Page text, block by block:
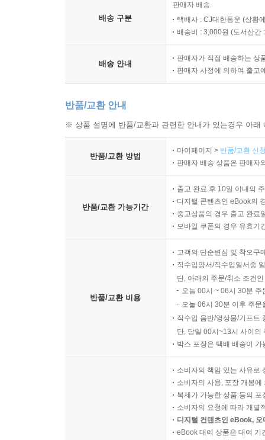
배송 구분
판매자 배송
택배사 : CJ대한통운 (상황
배송비 : 3,000원 (도서산간
배송 안내
판매자가 직접 배송하는 상
판매자 사정에 의하여 출고
반품/교환 안내
※ 상품 설명에 반품/교환과 관련한 안내가 있는경우 아
반품/교환 방법
마이페이지 > 반품/교환 신
판매자 배송 상품은 판매자
반품/교환 가능기간
출고 완료 후 10일 이내의
디지털 콘텐츠인 eBook의
중고상품의 경우 출고 완료
모바일 쿠폰의 경우 유효기
반품/교환 비용
고객의 단순변심 및 착오구
직수입양서/직수입일서중
단, 아래의 주문/취소 조건
오늘 00시 ~ 06시 30분
오늘 06시 30분 이후 주
직수입 음반/영상물/기프트
단, 당일 00시~13시 사이의
박스 포장은 택배 배송이
소비자의 책임 있는 사유로
소비자의 사용, 포장 개봉
복제가 가능한 상품 등의
소비자의 요청에 따라 개별
디지털 컨텐츠인 eBook,
eBook 대여 상품은 대여 기